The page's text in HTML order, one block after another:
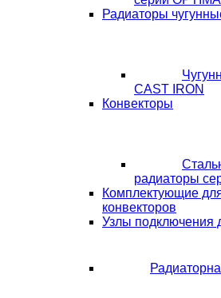
Радиаторы
CAST IRON
Конвекторы
радиаторы
Комплектующие
конвекторов
Узлы подключения